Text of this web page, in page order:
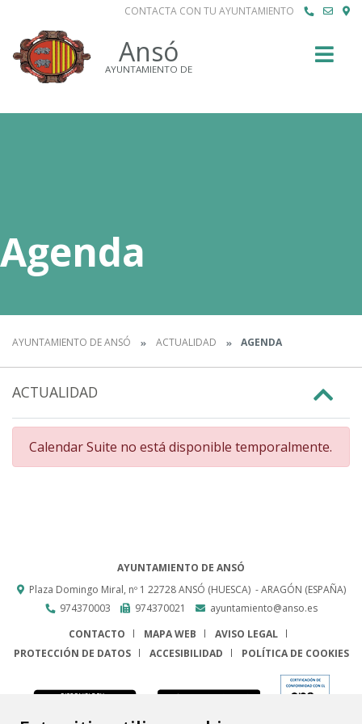
CONTACTA CON TU AYUNTAMIENTO
Ansó
AYUNTAMIENTO DE
Agenda
AYUNTAMIENTO DE ANSÓ ACTUALIDAD AGENDA
ACTUALIDAD
Calendar Suite no está disponible temporalmente.
AYUNTAMIENTO DE ANSÓ
Plaza Domingo Miral, nº 1 22728 ANSÓ (HUESCA) - ARAGÓN (ESPAÑA)
974370003
974370021
ayuntamiento@anso.es
CONTACTO
MAPA WEB
AVISO LEGAL
PROTECCIÓN DE DATOS
ACCESIBILIDAD POLÍTICA DE COOKIES